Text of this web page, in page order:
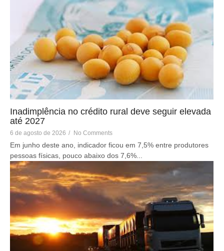
Inadimplência no crédito rural deve seguir elevada
até 2027
6 de agosto de 2026 / No Comments
Em junho deste ano, indicador ficou em 7,5% entre produtores
pessoas físicas, pouco abaixo dos 7,6%...